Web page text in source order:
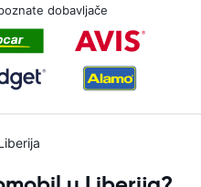
dobavljače